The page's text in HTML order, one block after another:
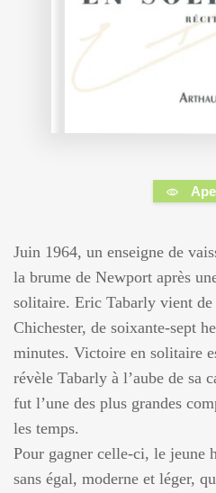
Juin 1964, un enseigne de
la brume de Newport après
solitaire. Eric Tabarly vient
Chichester, de soixante-sept
minutes. Victoire en solitaire
révèle Tabarly à l’aube de sa
fut l’une des plus grandes
les temps.
Pour gagner celle-ci, le jeune
sans égal, moderne et léger,